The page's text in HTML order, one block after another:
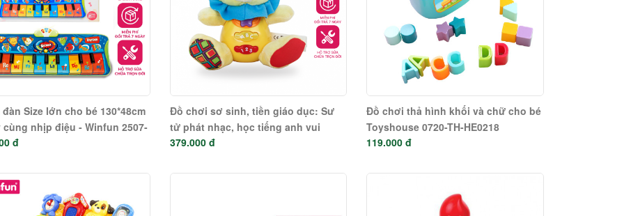
đàn Size lớn cho bé 130*48cm
cùng nhịp điệu - Winfun 2507-
đ
Đồ chơi sơ sinh, tiền giáo dục: Sư
tử phát nhạc, học tiếng anh vui
nhộn - Winfun 0691-01
379.000 đ
Đồ chơi thả hình khối và chữ cho bé
Toyshouse 0720-TH-HE0218
119.000 đ